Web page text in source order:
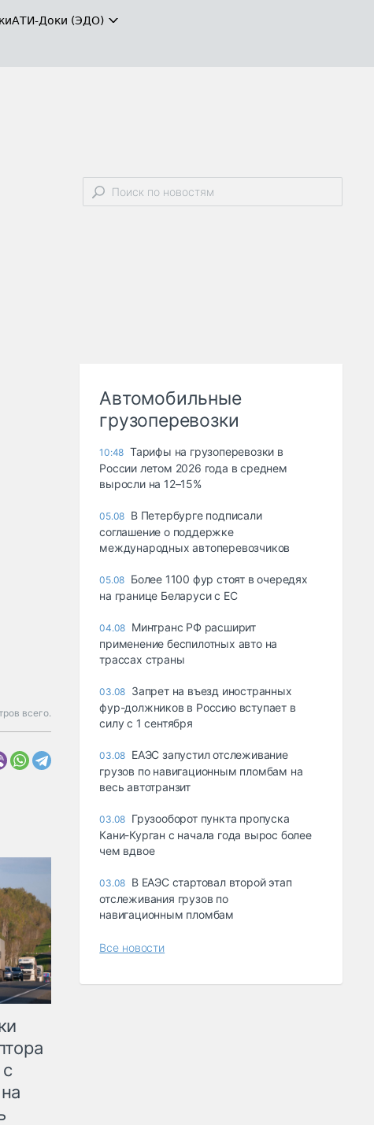
АТИ-Доки (ЭДО)
всего.
Автомобильные
грузоперевозки
10:48 Тарифы на грузоперевозки в
России летом 2026 года в среднем
выросли на 12–15%
05.08 В Петербурге подписали
соглашение о поддержке
международных автоперевозчиков
05.08 Более 1100 фур стоят в очередях
на границе Беларуси с ЕС
04.08 Минтранс РФ расширит
применение беспилотных авто на
трассах страны
03.08 Запрет на въезд иностранных
фур-должников в Россию вступает в
силу с 1 сентября
03.08 ЕАЭС запустил отслеживание
грузов по навигационным пломбам на
весь автотранзит
03.08 Грузооборот пункта пропуска
Кани-Курган с начала года вырос более
чем вдвое
03.08 В ЕАЭС стартовал второй этап
отслеживания грузов по
навигационным пломбам
Все новости